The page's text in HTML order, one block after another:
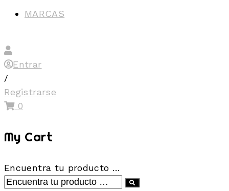
MARCAS
Entrar
/
Registrarse
0
My Cart
Encuentra tu producto …